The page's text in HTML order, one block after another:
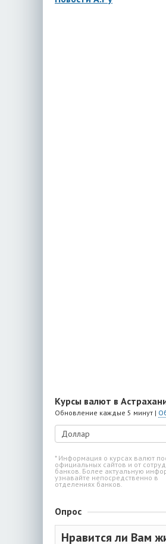
Курсы валют в
Обновление каждые 5 минут |
* Информация о курсах валют
официальных сайтов и от
банков. Более актуальную
узнавайте непосредственно в
отделениях банков.
Опрос
Нравится ли Вам